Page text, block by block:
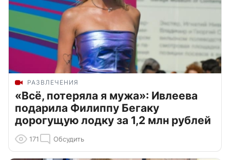
РАЗВЛЕЧЕНИЯ
«Всё, потеряла я мужа»: Ивлеева
подарила Филиппу Бегаку
дорогущую лодку за 1,2 млн рублей
171 Обсудить